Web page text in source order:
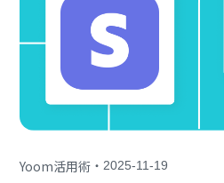
Yoom活用術 ・2025-11-19